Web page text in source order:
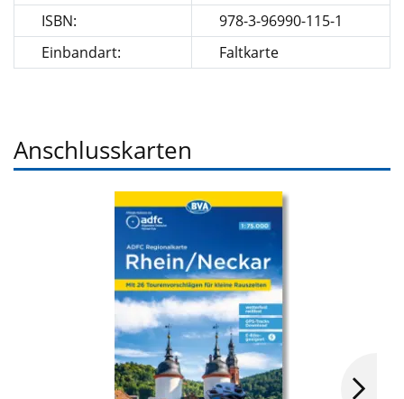
ISBN:
978-3-96990-115-1
Einbandart:
Faltkarte
Anschlusskarten